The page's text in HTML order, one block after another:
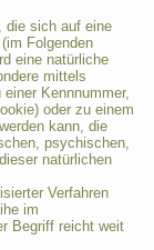
die sich auf eine
Folgenden
eine natürliche
mittels
Kennnummer,
oder zu einem
kann, die
psychischen,
natürlichen
Verfahren
im
Begriff reicht weit